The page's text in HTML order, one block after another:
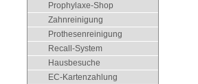
Prophylaxe-Shop
Zahnreinigung
Prothesenreinigung
Recall-System
Hausbesuche
EC-Kartenzahlung